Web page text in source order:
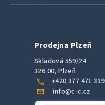
Prodejna Plzeň
Skladová 559/24
326 00, Plzeň
call +420 377 471 319
mail info@c-c.cz